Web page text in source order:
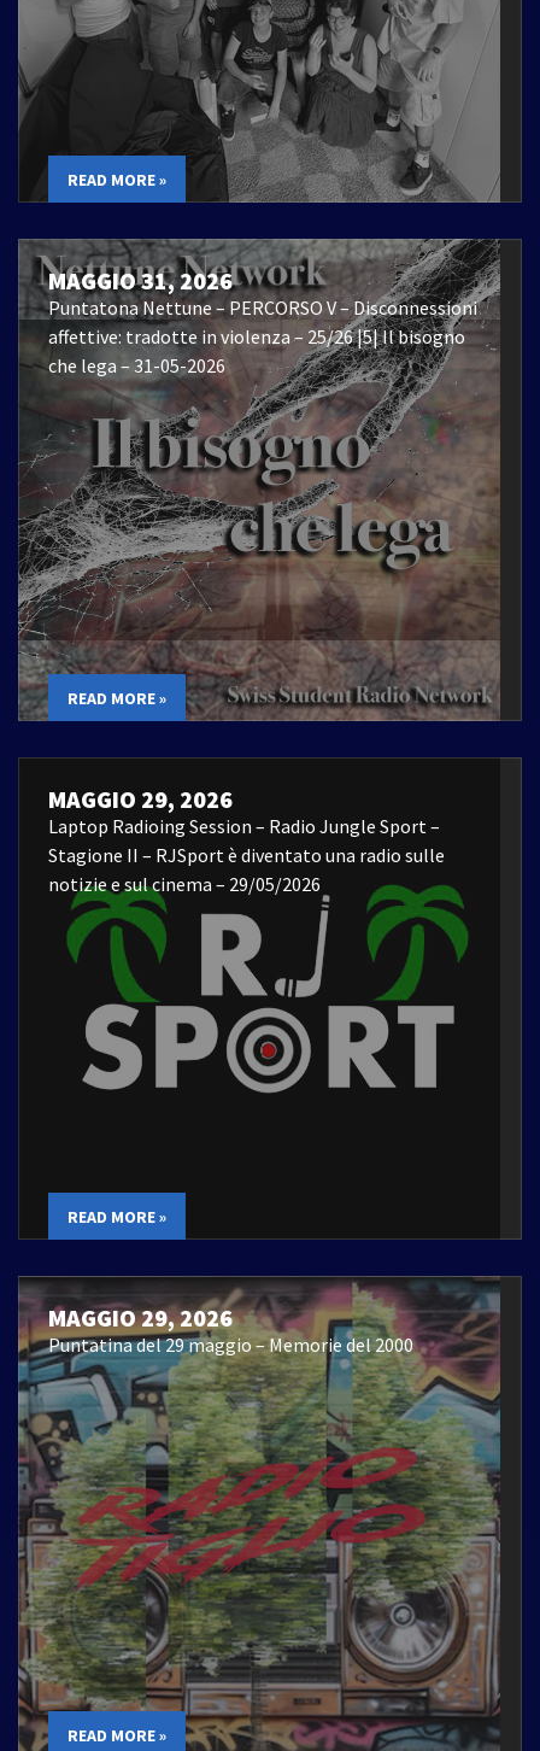
READ MORE »
MAGGIO 31, 2026
Puntatona Nettune – PERCORSO V – Disconnessioni
affettive: tradotte in violenza – 25/26 |5| Il bisogno
che lega – 31-05-2026
READ MORE »
MAGGIO 29, 2026
Laptop Radioing Session – Radio Jungle Sport –
Stagione II – RJSport è diventato una radio sulle
notizie e sul cinema – 29/05/2026
READ MORE »
MAGGIO 29, 2026
Puntatina del 29 maggio – Memorie del 2000
READ MORE »